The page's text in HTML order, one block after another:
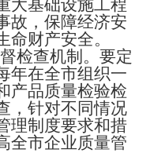
大基础设施工程
故，保障经济安
财产安全。
检查机制。要定
年在全市组织一
产品质量检验检
，针对不同情况
理制度要求和措
全市企业质量管